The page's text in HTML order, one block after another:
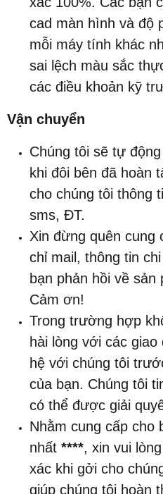
cad màn hình và độ
mỗi máy tính khác
sai lệch màu sắc
các điều khoản kỹ
Vận chuyển
Chúng tôi sẽ tự
khi đôi bên đã hoàn
cho chúng tôi thông
sms, ĐT.
Xin đừng quên cung
chỉ mail, thông tin
bạn phản hồi về sản
Cảm ơn!
Trong trường hợp
hài lòng với các giao
hệ với chúng tôi
của bạn. Chúng tôi
có thể được giải
Nhằm cung cấp cho
nhất ****, xin vui
xác khi gởi cho
giúp chúng tôi hoàn